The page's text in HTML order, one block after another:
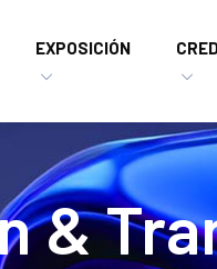
EXPOSICIÓN
&